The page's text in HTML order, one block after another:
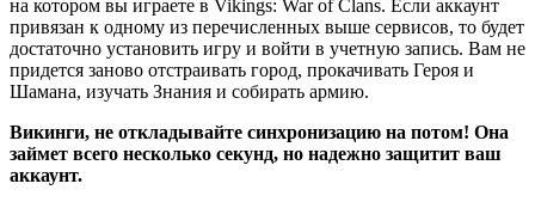
на котором вы играете в Vikings: War of Clans. Если аккаунт
привязан к одному из перечисленных выше сервисов, то будет
достаточно установить игру и войти в учетную запись. Вам не
придется заново отстраивать город, прокачивать Героя и
Шамана, изучать Знания и собирать армию.
Викинги, не откладывайте синхронизацию на потом! Она
займет всего несколько секунд, но надежно защитит ваш
аккаунт.